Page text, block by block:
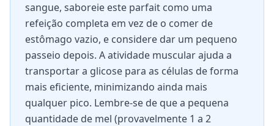
sangue, saboreie este parfait como uma
refeição completa em vez de o comer de
estômago vazio, e considere dar um pequeno
passeio depois. A atividade muscular ajuda a
transportar a glicose para as células de forma
mais eficiente, minimizando ainda mais
qualquer pico. Lembre-se de que a pequena
quantidade de mel (provavelmente 1 a 2